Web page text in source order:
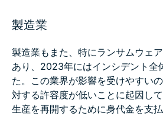
製造業
製造業もまた、特にランサムウェ
あり、2023年にはインシデント全
た。この業界が影響を受けやすい
対する許容度が低いことに起因し
生産を再開するために身代金を支